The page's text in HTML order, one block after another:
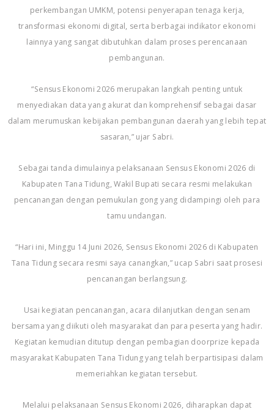
perkembangan UMKM, potensi penyerapan tenaga kerja,
transformasi ekonomi digital, serta berbagai indikator ekonomi
lainnya yang sangat dibutuhkan dalam proses perencanaan
pembangunan.
“Sensus Ekonomi 2026 merupakan langkah penting untuk
menyediakan data yang akurat dan komprehensif sebagai dasar
dalam merumuskan kebijakan pembangunan daerah yang lebih tepat
sasaran,” ujar Sabri.
Sebagai tanda dimulainya pelaksanaan Sensus Ekonomi 2026 di
Kabupaten Tana Tidung, Wakil Bupati secara resmi melakukan
pencanangan dengan pemukulan gong yang didampingi oleh para
tamu undangan.
“Hari ini, Minggu 14 Juni 2026, Sensus Ekonomi 2026 di Kabupaten
Tana Tidung secara resmi saya canangkan,” ucap Sabri saat prosesi
pencanangan berlangsung.
Usai kegiatan pencanangan, acara dilanjutkan dengan senam
bersama yang diikuti oleh masyarakat dan para peserta yang hadir.
Kegiatan kemudian ditutup dengan pembagian doorprize kepada
masyarakat Kabupaten Tana Tidung yang telah berpartisipasi dalam
memeriahkan kegiatan tersebut.
Melalui pelaksanaan Sensus Ekonomi 2026, diharapkan dapat